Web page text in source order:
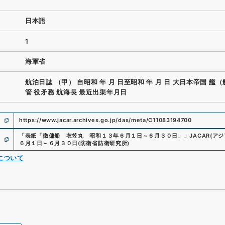
日本語
1
海軍省
航泊日誌 （甲） 自昭和 年 月 日至昭和 年 月 日 大日本帝国 艦（
管 役矛務 航海長 最近出渠年月日
https://www.jacar.archives.go.jp/das/meta/C11083194700
「表紙「徴傭船 衣笠丸 昭和１３年６月１日～６月３０日」 」JACAR(アジ
６月１日～６月３０日 (防衛省防衛研究所)
ついて